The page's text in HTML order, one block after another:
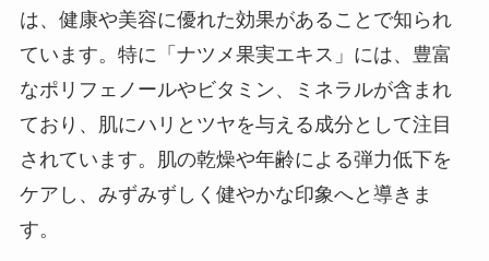
は、健康や美容に優れた効果があることで知られ
ています。特に「ナツメ果実エキス」には、豊富
なポリフェノールやビタミン、ミネラルが含まれ
ており、肌にハリとツヤを与える成分として注目
されています。肌の乾燥や年齢による弾力低下を
ケアし、みずみずしく健やかな印象へと導きま
す。